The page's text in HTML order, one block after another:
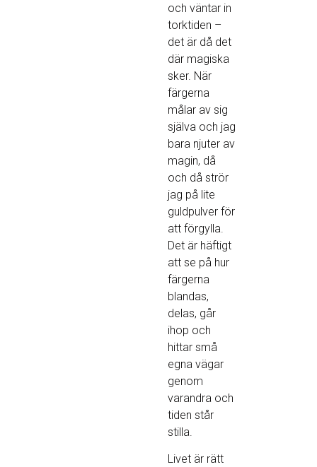
och väntar in
torktiden –
det är då det
där magiska
sker. När
färgerna
målar av sig
själva och jag
bara njuter av
magin, då
och då strör
jag på lite
guldpulver för
att förgylla.
Det är häftigt
att se på hur
färgerna
blandas,
delas, går
ihop och
hittar små
egna vägar
genom
varandra och
tiden står
stilla.
Livet är rätt